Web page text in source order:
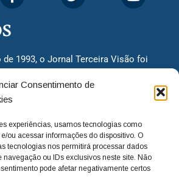
Consentimento de
experiências, usamos tecnologias como
ou acessar informações do dispositivo. O
tecnologias nos permitirá processar dados
ou IDs exclusivos neste site. Não
pode afetar negativamente certos
de 1993, o Jornal Terceira Visão foi
já que naquela época só existiam
de 30 anos, o jornal continua
as melhores notícias. Nunca
necessidades do cidadão, sempre
públicos em busca de melhorias
cobrando resoluções para casos